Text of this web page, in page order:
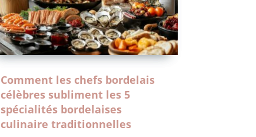
Comment les chefs bordelais
célèbres subliment les 5
spécialités bordelaises
culinaire traditionnelles